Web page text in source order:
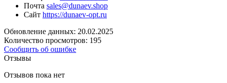
Почта sales@dunaev.shop
Сайт https://dunaev-opt.ru
Обновление данных: 20.02.2025
Количество просмотров: 195
Сообщить об ошибке
Отзывы
Отзывов пока нет